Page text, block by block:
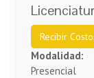
Recibir
Modalidad:
Presencial